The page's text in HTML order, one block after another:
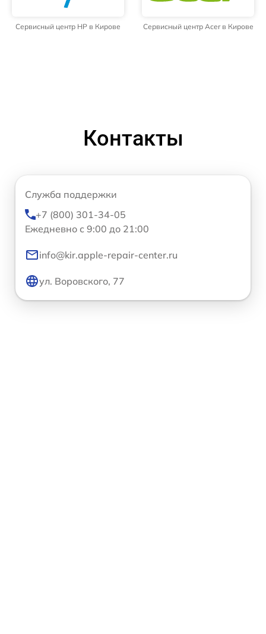
Сервисный центр HP в Кирове Сервисный центр Acer в Кирове
Контакты
Служба поддержки
+7 (800) 301-34-05
Ежедневно с 9:00 до 21:00
info@kir.apple-repair-center.ru
ул. Воровского, 77